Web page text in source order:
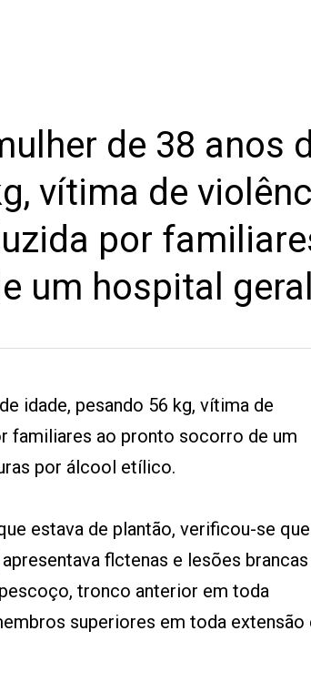
de 38 anos
vítima de
por
um hospital geral
idade, pesando 56 kg, vítima de
familiares ao pronto socorro de um
por álcool etílico.
estava de plantão, verificou-se que
flctenas e lesões brancas
tronco anterior em toda
superiores em toda extensão